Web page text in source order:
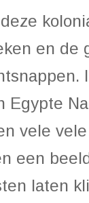
en
Egypte
vele
een
laten